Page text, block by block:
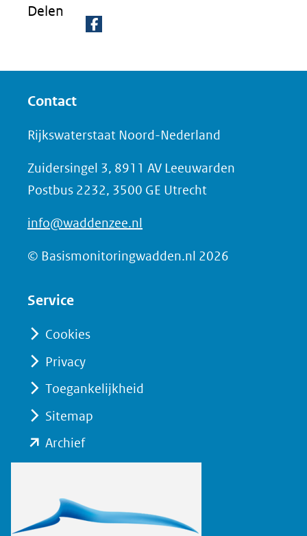
Delen
e
n
p
F
c
e
k
nieuw
venster)
naar
website)
Contact
Rijkswaterstaat Noord-Nederland
Zuidersingel 3, 8911 AV Leeuwarden
Postbus 2232, 3500 GE Utrecht
info@waddenzee.nl
© Basismonitoringwadden.nl 2026
Service
Cookies
Privacy
Toegankelijkheid
Sitemap
Archief(opent
in
venster)